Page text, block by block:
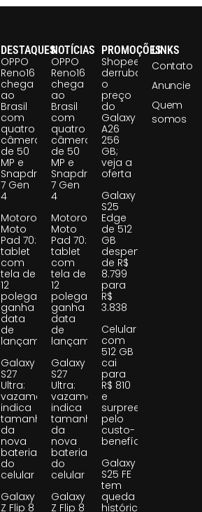
DESTAQUES
OPPO
Reno16
chega
ao
Brasil
com
quatro
câmeras
de 50
MP e
Snapdragon
7 Gen
4
Motorola
Moto
Pad 70:
tablet
com
tela de
12
polegadas
ganha
data
de
lançamento
Galaxy
S27
Ultra:
vazamento
indica
tamanho
da
nova
bateria
do
celular
Galaxy
Z Flip 8
NOTÍCIAS
OPPO
Reno16
chega
ao
Brasil
com
quatro
câmeras
de 50
MP e
Snapdragon
7 Gen
4
Motorola
Moto
Pad 70:
tablet
com
tela de
12
polegadas
ganha
data
de
lançamento
Galaxy
S27
Ultra:
vazamento
indica
tamanho
da
nova
bateria
do
celular
Galaxy
Z Flip 8
PROMOÇÕES
Shopee
derruba
o
preço
do
Galaxy
A26
256
GB;
veja a
oferta
Galaxy
S25
Edge
de 512
GB
despenca
de R$
8.799
para
R$
3.838
Celular
com
512 GB
cai
para
R$ 810
e
surpreende
pelo
custo-
benefício
Galaxy
S25 FE
tem
queda
histórica
LINKS
Contato
Anuncie
Quem
somos